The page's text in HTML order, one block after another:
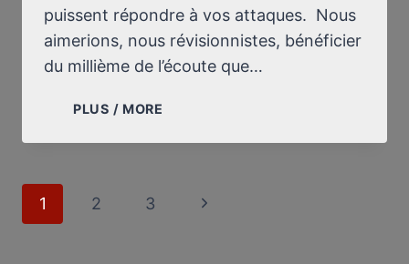
puissent répondre à vos attaques. Nous
aimerions, nous révisionnistes, bénéficier
du millième de l’écoute que…
PLUS / MORE
MGR
Page
1 2 3
Next